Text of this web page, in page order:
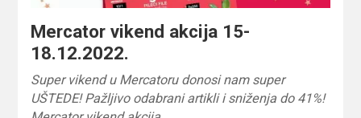
Mercator vikend akcija 15-
18.12.2022.
Super vikend u Mercatoru donosi nam super
UŠTEDE! Pažljivo odabrani artikli i sniženja do 41%!